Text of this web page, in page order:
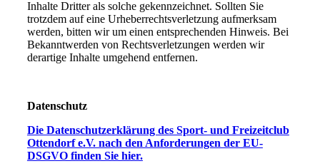
Inhalte Dritter als solche gekennzeichnet. Sollten Sie
trotzdem auf eine Urheberrechtsverletzung aufmerksam
werden, bitten wir um einen entsprechenden Hinweis. Bei
Bekanntwerden von Rechtsverletzungen werden wir
derartige Inhalte umgehend entfernen.
Datenschutz
Die Datenschutzerklärung des Sport- und Freizeitclub
Ottendorf e.V. nach den Anforderungen der EU-
DSGVO finden Sie hier.